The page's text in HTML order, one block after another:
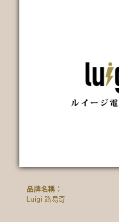
品牌名稱：
Luigi 路易奇